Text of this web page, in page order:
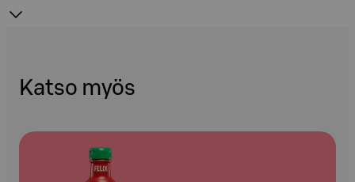
Katso myös